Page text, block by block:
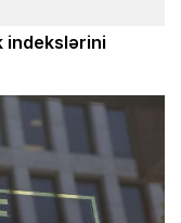
indekslərini